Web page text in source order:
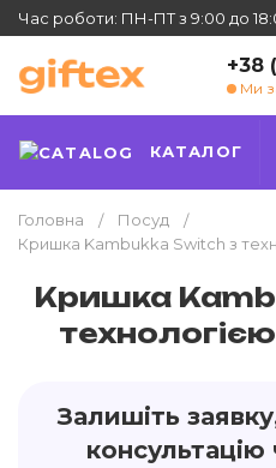
Час роботи: ПН-ПТ з 9:00 до
+38
Ми
КАТАЛОГ
Головна
Посуд
Кришка Kambukka Switch з
Кришка
Залишіть